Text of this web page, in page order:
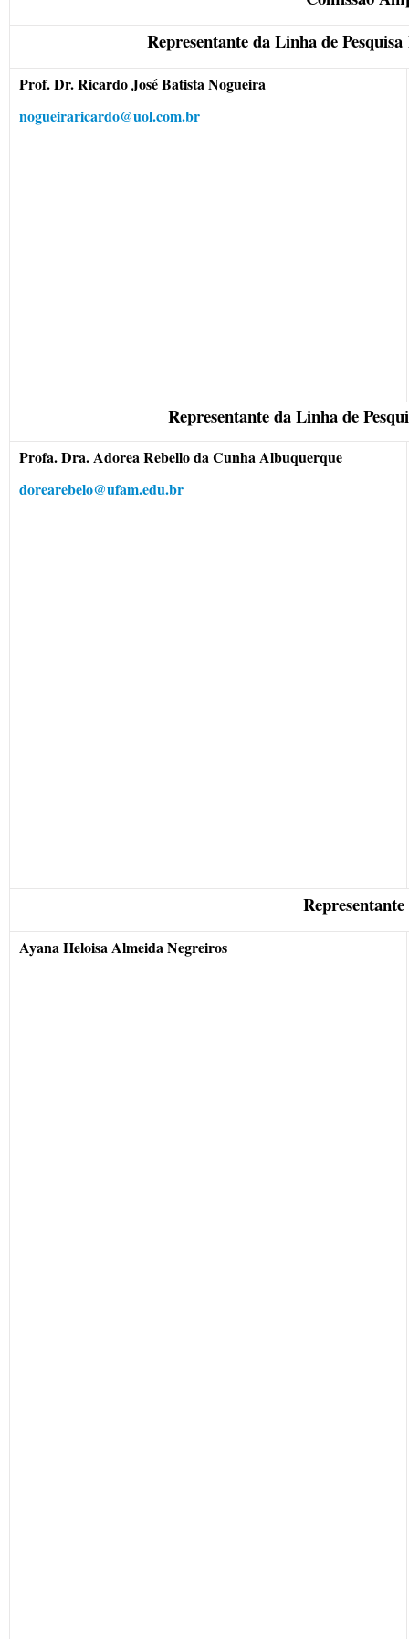
Representante da Linha de
Prof. Dr. Ricardo José Batista Nogueira
nogueiraricardo@uol.com.br
Representante da Linha de
Profa. Dra. Adorea Rebello da Cunha Albuquerque
dorearebelo@ufam.edu.br
Ayana Heloisa Almeida Negreiros